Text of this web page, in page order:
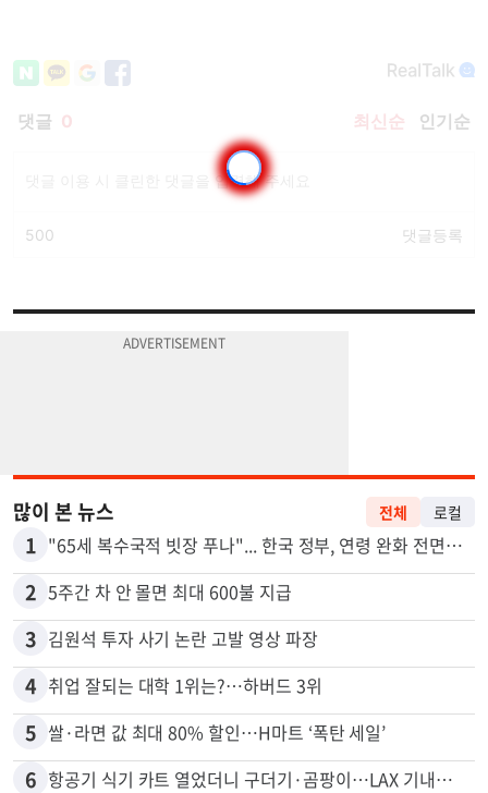
1
2 5주간 차 안 몰면 최대 600불 지급
3 김원석 투자 사기 논란 고발 영상 파장
4 취업 잘되는 대학 1위는?…하버드 3위
5 쌀·라면 값 최대 80% 할인…H마트 ‘폭탄 세일’